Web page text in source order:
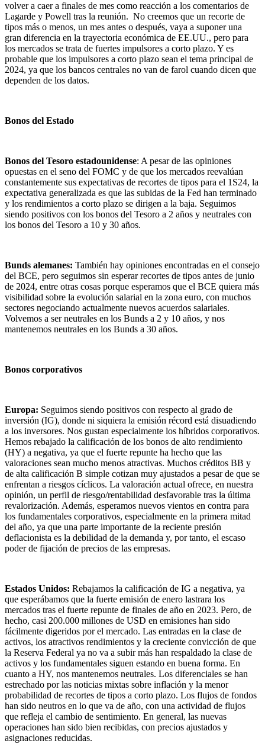
volver a caer a finales de mes como reacción a los comentarios de
Lagarde y Powell tras la reunión. No creemos que un recorte de
tipos más o menos, un mes antes o después, vaya a suponer una
gran diferencia en la trayectoria económica de EE.UU., pero para
los mercados se trata de fuertes impulsores a corto plazo. Y es
probable que los impulsores a corto plazo sean el tema principal de
2024, ya que los bancos centrales no van de farol cuando dicen que
dependen de los datos.
Bonos del Estado
Bonos del Tesoro estadounidense: A pesar de las opiniones
opuestas en el seno del FOMC y de que los mercados reevalúan
constantemente sus expectativas de recortes de tipos para el 1S24, la
expectativa generalizada es que las subidas de la Fed han terminado
y los rendimientos a corto plazo se dirigen a la baja. Seguimos
siendo positivos con los bonos del Tesoro a 2 años y neutrales con
los bonos del Tesoro a 10 y 30 años.
Bunds alemanes: También hay opiniones encontradas en el consejo
del BCE, pero seguimos sin esperar recortes de tipos antes de junio
de 2024, entre otras cosas porque esperamos que el BCE quiera más
visibilidad sobre la evolución salarial en la zona euro, con muchos
sectores negociando actualmente nuevos acuerdos salariales.
Volvemos a ser neutrales en los Bunds a 2 y 10 años, y nos
mantenemos neutrales en los Bunds a 30 años.
Bonos corporativos
Europa: Seguimos siendo positivos con respecto al grado de
inversión (IG), donde ni siquiera la emisión récord está disuadiendo
a los inversores. Nos gustan especialmente los híbridos corporativos.
Hemos rebajado la calificación de los bonos de alto rendimiento
(HY) a negativa, ya que el fuerte repunte ha hecho que las
valoraciones sean mucho menos atractivas. Muchos créditos BB y
de alta calificación B simple cotizan muy ajustados a pesar de que se
enfrentan a riesgos cíclicos. La valoración actual ofrece, en nuestra
opinión, un perfil de riesgo/rentabilidad desfavorable tras la última
revalorización. Además, esperamos nuevos vientos en contra para
los fundamentales corporativos, especialmente en la primera mitad
del año, ya que una parte importante de la reciente presión
deflacionista es la debilidad de la demanda y, por tanto, el escaso
poder de fijación de precios de las empresas.
Estados Unidos: Rebajamos la calificación de IG a negativa, ya
que esperábamos que la fuerte emisión de enero lastrara los
mercados tras el fuerte repunte de finales de año en 2023. Pero, de
hecho, casi 200.000 millones de USD en emisiones han sido
fácilmente digeridos por el mercado. Las entradas en la clase de
activos, los atractivos rendimientos y la creciente convicción de que
la Reserva Federal ya no va a subir más han respaldado la clase de
activos y los fundamentales siguen estando en buena forma. En
cuanto a HY, nos mantenemos neutrales. Los diferenciales se han
estrechado por las noticias mixtas sobre inflación y la menor
probabilidad de recortes de tipos a corto plazo. Los flujos de fondos
han sido neutros en lo que va de año, con una actividad de flujos
que refleja el cambio de sentimiento. En general, las nuevas
operaciones han sido bien recibidas, con precios ajustados y
asignaciones reducidas.